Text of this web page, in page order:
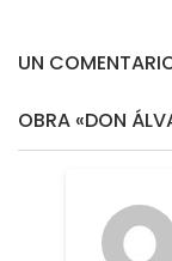
UN
OBRA «DON